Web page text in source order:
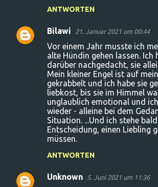
ANTWORTEN
Bilawi 21. Januar 2021 um 00:44
Vor einem Jahr musste ich
alte Hündin gehen lassen. Ich
darüber nachgedacht, sie
Mein kleiner Engel ist auf
gekrabbelt und ich habe sie
liebkost, bis sie im Himmel
unglaublich emotional und
wieder - alleine bei dem
Situation. ...Und ich stehe
Entscheidung, einen Liebling
müssen.
ANTWORTEN
Unknown 5. Juni 2021 um 11:36